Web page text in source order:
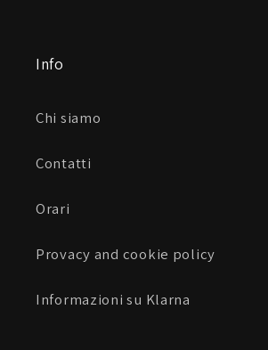
Info
Chi siamo
Contatti
Orari
Provacy and cookie policy
Informazioni su Klarna